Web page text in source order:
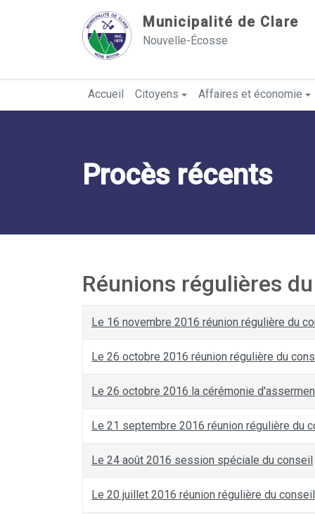
Municipalité de Clare
Nouvelle-Écosse
Accueil Citoyens Affaires et économie
Procès récents
Réunions régulières
Le 16 novembre 2016 réunion régulière du
Le 26 octobre 2016 réunion régulière du
Le 26 octobre 2016 la cérémonie
Le 21 septembre 2016 réunion régulière du
Le 24 août 2016 session spéciale du conseil
Le 20 juillet 2016 réunion régulière du conseil